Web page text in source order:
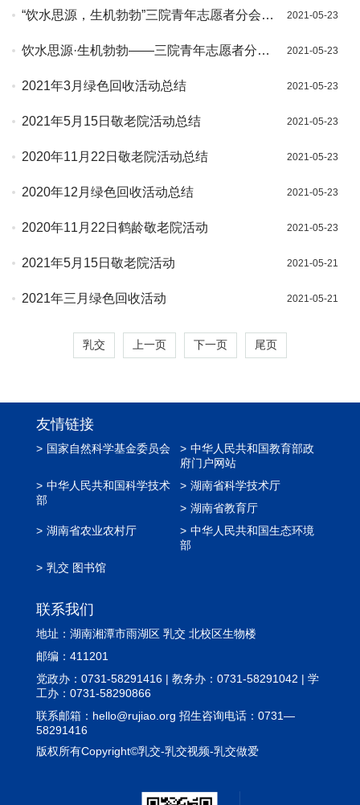
“饮水思源，生机勃勃”三院青年志愿者分会
2021-05-23
饮水思源·生机勃勃——三院青年志愿者分会
2021-05-23
2021年3月绿色回收活动总结 2021-05-23
2021年5月15日敬老院活动总结 2021-05-23
2020年11月22日敬老院活动总结 2021-05-23
2020年12月绿色回收活动总结 2021-05-23
2020年11月22日鹤龄敬老院活动 2021-05-23
2021年5月15日敬老院活动 2021-05-21
2021年三月绿色回收活动 2021-05-21
乳交 上一页 下一页 尾页
友情链接
> 国家自然科学基金委员会 > 中华人民共和国教育部政
府门户网站
> 中华人民共和国科学技术
部
> 湖南省科学技术厅
> 湖南省教育厅
> 湖南省农业农村厅 > 中华人民共和国生态环境
部
> 乳交 图书馆
联系我们
地址：湖南湘潭市雨湖区 乳交 北校区生物楼
邮编：411201
党政办：0731-58291416 | 教务办：0731-58291042 | 学
工办：0731-58290866
联系邮箱： hello@rujiao.org 招生咨询电话：0731—
58291416
版权所有Copyright©乳交-乳交视频-乳交做爱